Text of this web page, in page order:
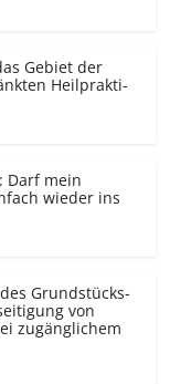
Gebiet der
Heilprakti­
Darf mein
wieder ins
Grundstücks­
von
zugänglichem